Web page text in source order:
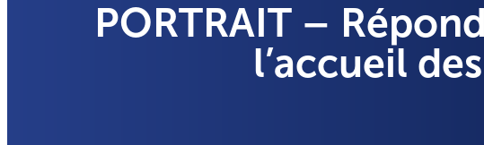
PORTRAIT –
l’accueil